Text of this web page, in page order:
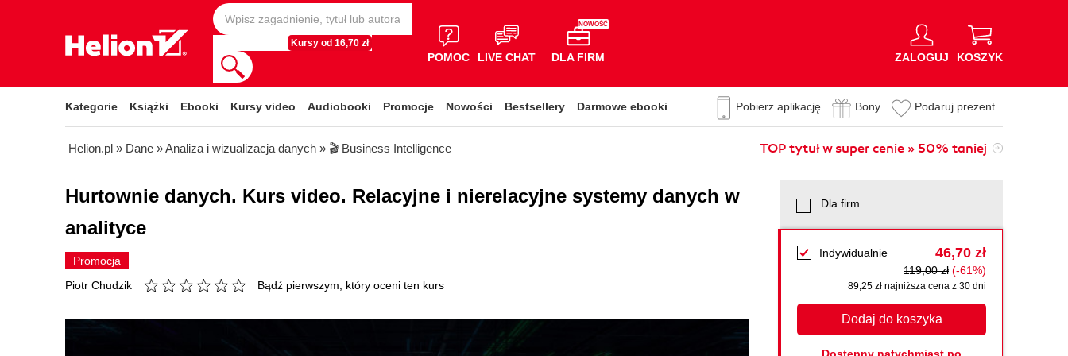
Kursy od 16,70 zł
POMOC LIVE CHAT
NOWOŚĆ
DLA FIRM ZALOGUJ KOSZYK
Kategorie Książki Ebooki Kursy video Audiobooki Promocje Nowości Bestsellery Darmowe ebooki Pobierz aplikację Bony Podaruj prezent
Helion.pl » Dane »Analiza i wizualizacja danych » 🎬 Business Intelligence TOP tytuł w super cenie » 50% taniej
Hurtownie danych. Kurs video. Relacyjne i nierelacyjne systemy danych w
analityce
Promocja
Piotr Chudzik
Bądź pierwszym, który oceni ten kurs
Dla firm
Indywidualnie 46,70 zł
119,00 zł (-61%)
89,25 zł najniższa cena z 30 dni
Dodaj do koszyka